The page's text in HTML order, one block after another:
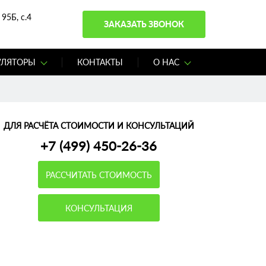
с.4
ЗАКАЗАТЬ ЗВОНОК
КОНТАКТЫ О НАС
ДЛЯ РАСЧЁТА СТОИМОСТИ И КОНСУЛЬТАЦИЙ
+7 (499) 450-26-36
РАССЧИТАТЬ СТОИМОСТЬ
КОНСУЛЬТАЦИЯ